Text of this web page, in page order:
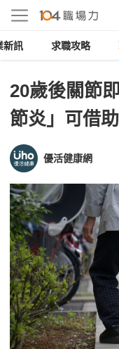
新訊 求職攻略
20歲後關節
節炎」可借
優活健康網